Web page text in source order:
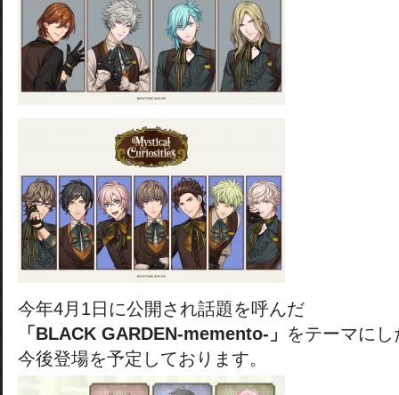
今年4月1日に公開され話題を呼んだ
「BLACK GARDEN-memento-」 をテーマに
今後登場を予定しております。